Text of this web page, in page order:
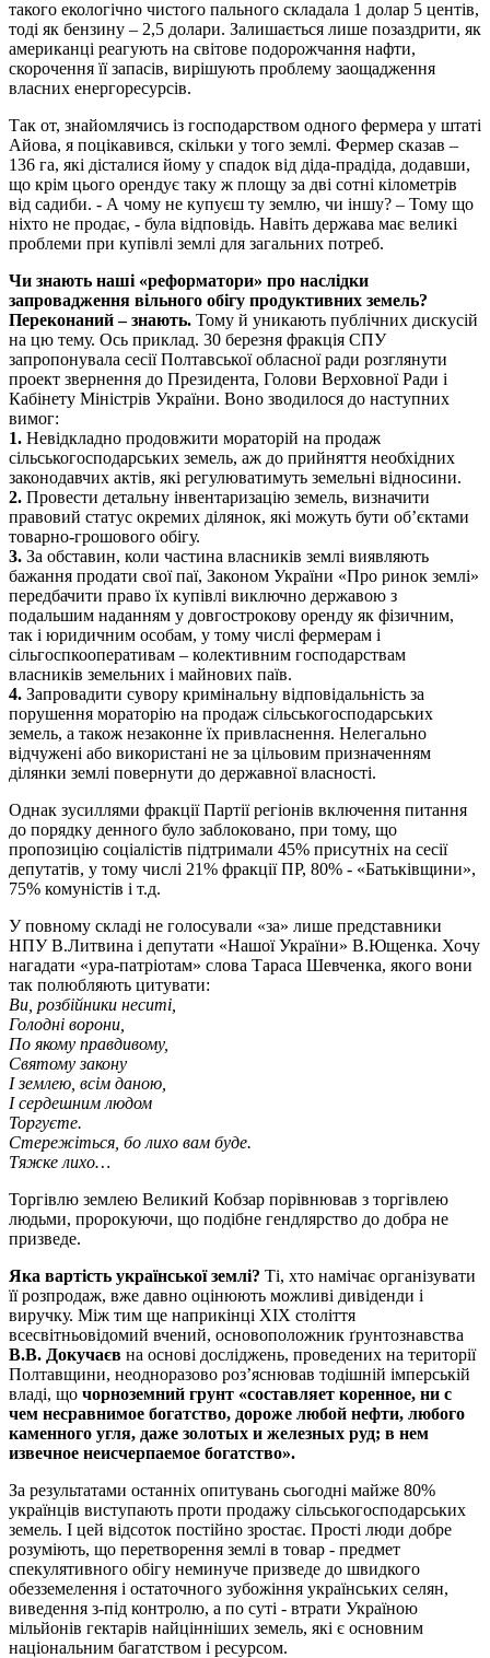
такого екологічно чистого пального складала 1 долар 5 центів,
тоді як бензину – 2,5 долари. Залишається лише позаздрити, як
американці реагують на світове подорожчання нафти,
скорочення її запасів, вирішують проблему заощадження
власних енергоресурсів.
Так от, знайомлячись із господарством одного фермера у штаті
Айова, я поцікавився, скільки у того землі. Фермер сказав –
136 га, які дісталися йому у спадок від діда-прадіда, додавши,
що крім цього орендує таку ж площу за дві сотні кілометрів
від садиби. - А чому не купуєш ту землю, чи іншу? – Тому що
ніхто не продає, - була відповідь. Навіть держава має великі
проблеми при купівлі землі для загальних потреб.
Чи знають наші «реформатори» про наслідки
запровадження вільного обігу продуктивних земель?
Переконаний – знають. Тому й уникають публічних дискусій
на цю тему. Ось приклад. 30 березня фракція СПУ
запропонувала сесії Полтавської обласної ради розглянути
проект звернення до Президента, Голови Верховної Ради і
Кабінету Міністрів України. Воно зводилося до наступних
вимог:
1. Невідкладно продовжити мораторій на продаж
сільськогосподарських земель, аж до прийняття необхідних
законодавчих актів, які регулюватимуть земельні відносини.
2. Провести детальну інвентаризацію земель, визначити
правовий статус окремих ділянок, які можуть бути об’єктами
товарно-грошового обігу.
3. За обставин, коли частина власників землі виявляють
бажання продати свої паї, Законом України «Про ринок землі»
передбачити право їх купівлі виключно державою з
подальшим наданням у довгострокову оренду як фізичним,
так і юридичним особам, у тому числі фермерам і
сільгоспкооперативам – колективним господарствам
власників земельних і майнових паїв.
4. Запровадити сувору кримінальну відповідальність за
порушення мораторію на продаж сільськогосподарських
земель, а також незаконне їх привласнення. Нелегально
відчужені або використані не за цільовим призначенням
ділянки землі повернути до державної власності.
Однак зусиллями фракції Партії регіонів включення питання
до порядку денного було заблоковано, при тому, що
пропозицію соціалістів підтримали 45% присутніх на сесії
депутатів, у тому числі 21% фракції ПР, 80% - «Батьківщини»,
75% комуністів і т.д.
У повному складі не голосували «за» лише представники
НПУ В.Литвина і депутати «Нашої України» В.Ющенка. Хочу
нагадати «ура-патріотам» слова Тараса Шевченка, якого вони
так полюбляють цитувати:
Ви, розбійники неситі,
Голодні ворони,
По якому правдивому,
Святому закону
І землею, всім даною,
І сердешним людом
Торгуєте.
Стережіться, бо лихо вам буде.
Тяжке лихо…
Торгівлю землею Великий Кобзар порівнював з торгівлею
людьми, пророкуючи, що подібне гендлярство до добра не
призведе.
Яка вартість української землі? Ті, хто намічає організувати
її розпродаж, вже давно оцінюють можливі дивіденди і
виручку. Між тим ще наприкінці ХІХ століття
всесвітньовідомий вчений, основоположник ґрунтознавства
В.В. Докучаєв на основі досліджень, проведених на території
Полтавщини, неодноразово роз’яснював тодішній імперській
владі, що чорноземний грунт «составляет коренное, ни с
чем несравнимое богатство, дороже любой нефти, любого
каменного угля, даже золотых и железных руд; в нем
извечное неисчерпаемое богатство».
За результатами останніх опитувань сьогодні майже 80%
українців виступають проти продажу сільськогосподарських
земель. І цей відсоток постійно зростає. Прості люди добре
розуміють, що перетворення землі в товар - предмет
спекулятивного обігу неминуче призведе до швидкого
обезземелення і остаточного зубожіння українських селян,
виведення з-під контролю, а по суті - втрати Україною
мільйонів гектарів найцінніших земель, які є основним
національним багатством і ресурсом.